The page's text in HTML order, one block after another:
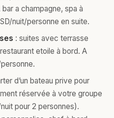
a champagne, spa à
nuit/personne en suite.
: suites avec terrasse
etoile à bord. A
d’un bateau prive pour
réservée à votre groupe
pour 2 personnes).